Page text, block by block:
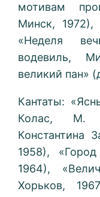
мотивам
Минск, 1972),
«Неделя
водевиль,
великий пан»
Кантаты:
Колас, М.
Константина
1958),
1964),
Хорьков,